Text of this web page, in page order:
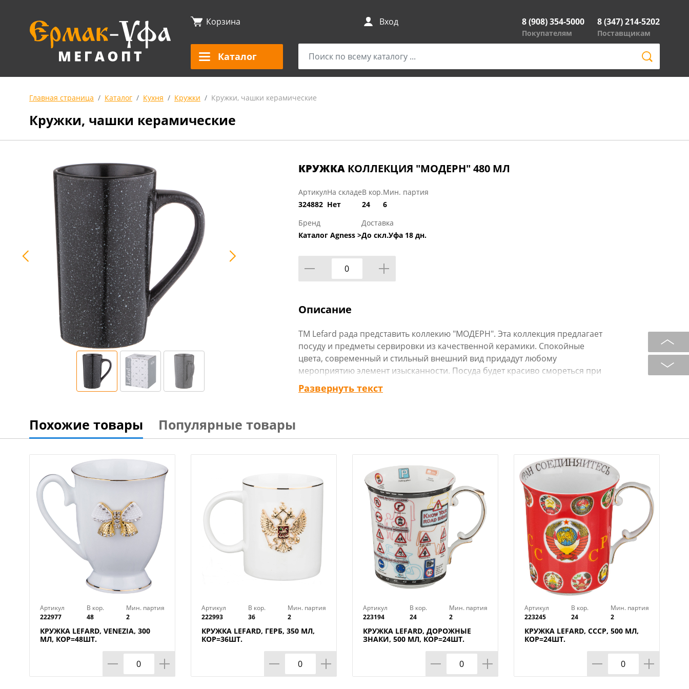
Корзина Вход 8 (908) 354-5000
Покупателям
8 (347) 214-5202
Поставщикам
Каталог
Главная страница Каталог Кухня Кружки Кружки, чашки керамические
Кружки, чашки керамические
КРУЖКА КОЛЛЕКЦИЯ "МОДЕРН" 480 МЛ
Артикул
324882
На складе
Нет
В кор.
24
Мин. партия
6
Бренд
Каталог Agness >
Доставка
До скл.Уфа 18 дн.
Описание
TM Lefard рада представить коллекию "МОДЕРН". Эта коллекция предлагает
посуду и предметы сервировки из качественной керамики. Спокойные
цвета, современный и стильный внешний вид придадут любому
мероприятию элемент изысканности. Посуда будет красиво смореться при
сервировки стола, чем порадует и гостей, и хозяев дома. Лаконичный
дизайн коллекции добавит неповторимости вашей кухни и обеденному
Развернуть текст
Похожие товары Популярные товары
Артикул
222977
В кор.
48
Мин. партия
2
КРУЖКА LEFARD, VENEZIA, 300
МЛ, КОР=48ШТ.
Артикул
222993
В кор.
36
Мин. партия
2
КРУЖКА LEFARD, ГЕРБ, 350 МЛ,
КОР=36ШТ.
Артикул
223194
В кор.
24
Мин. партия
2
КРУЖКА LEFARD, ДОРОЖНЫЕ
ЗНАКИ, 500 МЛ, КОР=24ШТ.
Артикул
223245
В кор.
24
Мин. партия
2
КРУЖКА LEFARD, СССР, 500 МЛ,
КОР=24ШТ.